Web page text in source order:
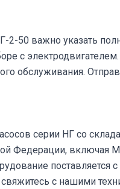
50 важно указать
с
обслуживания.
серии НГ со
включая
с нашими